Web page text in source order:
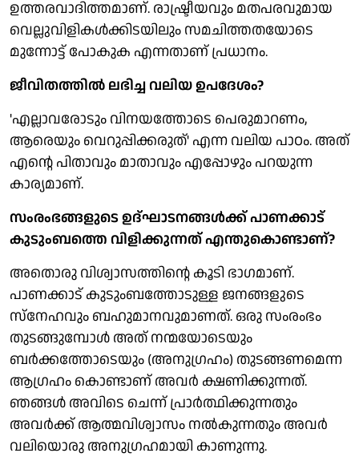
ഉത്തരവാദിത്തമാണ്. രാഷ്ട്രീയവും മതപരവുമായ
വെല്ലുവിളികള്‍ക്കിടയിലും സമചിത്തതയോടെ
മുന്നോട്ട് പോകുക എന്നതാണ് പ്രധാനം.
ജീവിതത്തില്‍ ലഭിച്ച വലിയ ഉപദേശം?
'എല്ലാവരോടും വിനയത്തോടെ പെരുമാറണം,
ആരെയും വെറുപ്പിക്കരുത്' എന്ന വലിയ പാഠം. അത്
എന്റെ പിതാവും മാതാവും എപ്പോഴും പറയുന്ന
കാര്യമാണ്.
സംരംഭങ്ങളുടെ ഉദ്ഘാടനങ്ങള്‍ക്ക് പാണക്കാട്
കുടുംബത്തെ വിളിക്കുന്നത് എന്തുകൊണ്ടാണ്?
അതൊരു വിശ്വാസത്തിന്റെ കൂടി ഭാഗമാണ്.
പാണക്കാട് കുടുംബത്തോടുള്ള ജനങ്ങളുടെ
സ്നേഹവും ബഹുമാനവുമാണത്. ഒരു സംരംഭം
തുടങ്ങുമ്പോള്‍ അത് നന്മയോടെയും
ബര്‍ക്കത്തോടെയും (അനുഗ്രഹം) തുടങ്ങണമെന്ന
ആഗ്രഹം കൊണ്ടാണ് അവര്‍ ക്ഷണിക്കുന്നത്.
ഞങ്ങള്‍ അവിടെ ചെന്ന് പ്രാര്‍ത്ഥിക്കുന്നതും
അവര്‍ക്ക് ആത്മവിശ്വാസം നല്‍കുന്നതും അവര്‍
വലിയൊരു അനുഗ്രഹമായി കാണുന്നു.